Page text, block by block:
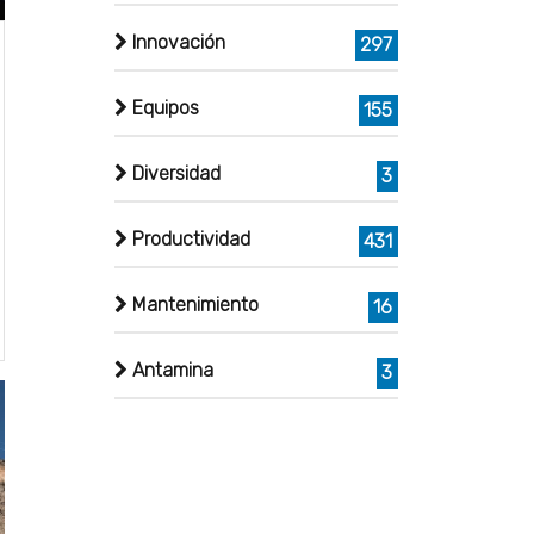
Innovación 297
Equipos 155
Diversidad 3
Productividad 431
Mantenimiento 16
Antamina 3